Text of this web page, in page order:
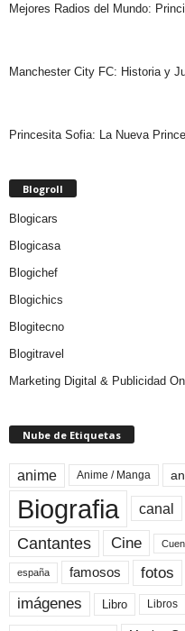
Mejores Radios del Mundo:
Manchester City FC: Historia y
Princesita Sofia: La Nueva
Blogroll
Blogicars
Blogicasa
Blogichef
Blogichics
Blogitecno
Blogitravel
Marketing Digital & Publicidad
Nube de Etiquetas
anime Anime / Manga
Biografia canal
Cantantes Cine
españa famosos fotos
imágenes Libro Libros